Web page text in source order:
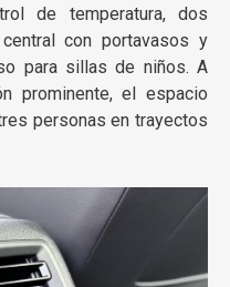
de temperatura, dos
con portavasos y
para sillas de niños. A
prominente, el espacio
personas en trayectos